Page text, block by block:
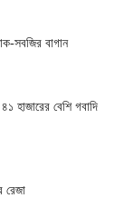
সবজির বাগান
হাজারের বেশি গবাদি
রেজা